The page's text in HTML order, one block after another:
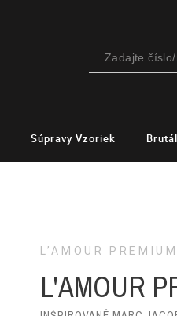
Súpravy Vzoriek
L’AMOUR PREMIUM
L'AMOUR